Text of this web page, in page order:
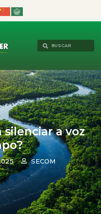
a voz
SECOM